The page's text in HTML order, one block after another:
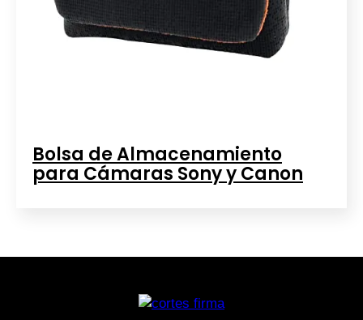
Bolsa de Almacenamiento
para Cámaras Sony y Canon